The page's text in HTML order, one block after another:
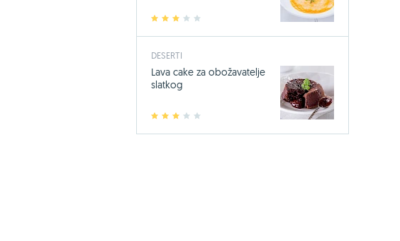
2 3 4
DESERTI
2 3 4
Lava cake za obožavatelje
slatkog